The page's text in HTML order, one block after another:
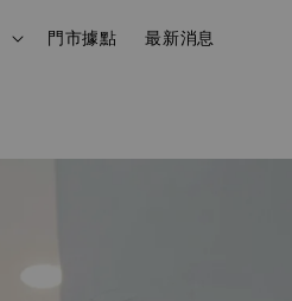
門市據點 最新消息